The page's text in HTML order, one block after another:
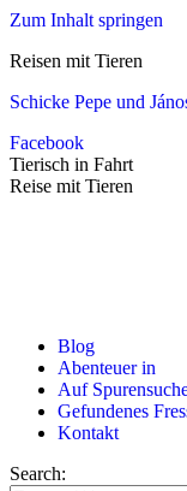
Zum Inhalt springen
Reisen mit Tieren
Schicke Pepe und
Facebook
Tierisch in Fahrt
Reise mit Tieren
Blog
Abenteuer in
Auf
Gefundenes
Kontakt
Search: